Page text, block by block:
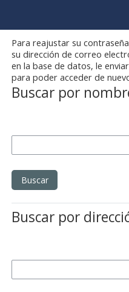
Para reajustar su
su dirección de correo
en la base de datos, le
para poder acceder de
Buscar por
Buscar por